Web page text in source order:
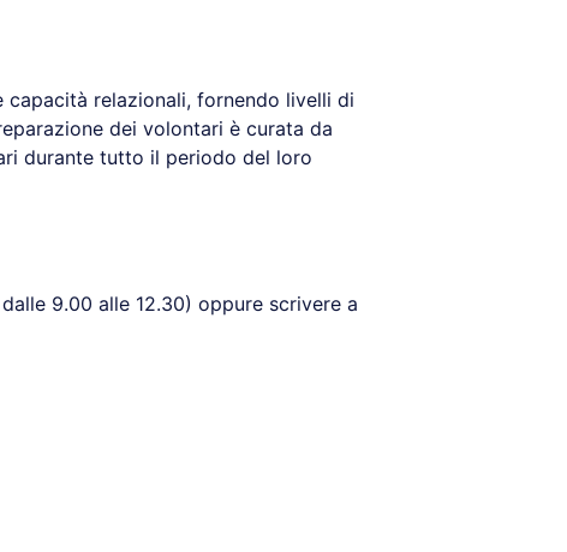
relazionali, fornendo livelli di
dei volontari è curata da
durante tutto il periodo del loro
9.00 alle 12.30) oppure scrivere a